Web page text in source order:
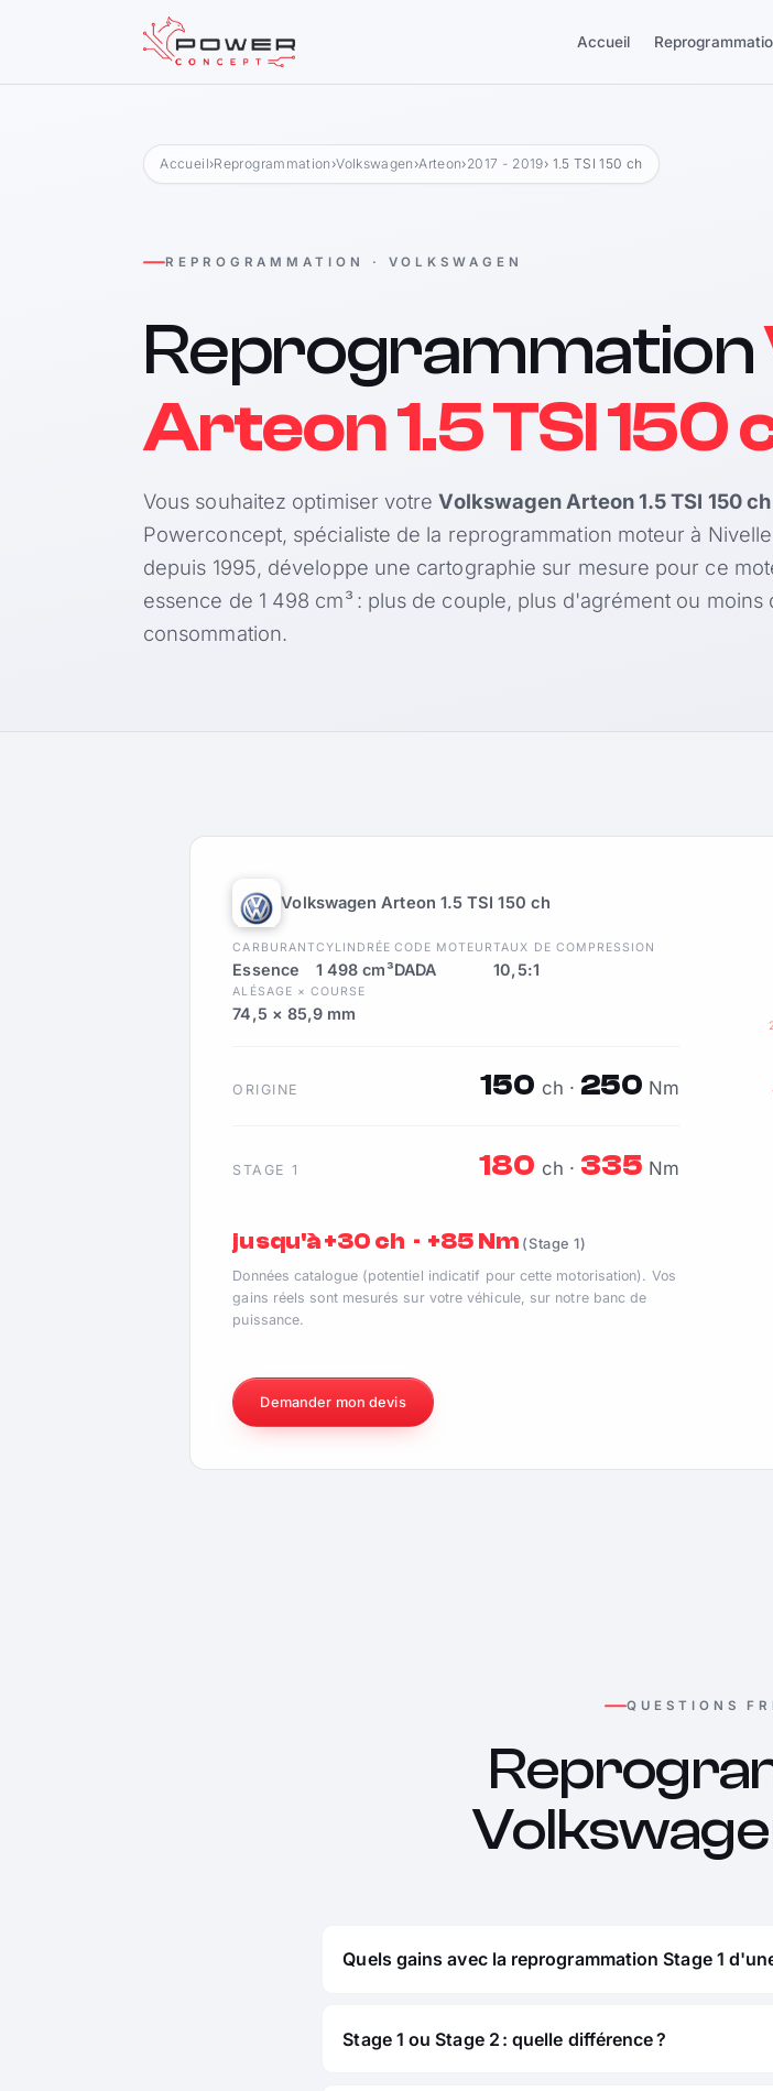
Accueil
Accueil›Reprogrammation ›Volkswagen ›Arteon›2017 - 2019› 1.5 TSI 150 ch
REPROGRAMMATION · VOLKSWAGEN
Reprogrammation
Arteon 1.5 TSI 150
Vous souhaitez optimiser votreVolkswagen Arteon 1.5 TSI 150 ch
Powerconcept, spécialiste de la reprogrammation moteur à
depuis 1995, développe une cartographie sur mesure pour ce
essence de 1 498 cm³ : plus de couple, plus d'agrément ou moins
consommation.
Volkswagen Arteon 1.5 TSI 150 ch
CARBURANT
Essence
CYLINDRÉE
1 498 cm³
CODE MOTEUR
DADA
TAUX DE COMPRESSION
10,5:1
ALÉSAGE × COURSE
74,5 × 85,9 mm
ORIGINE 150 ch · 250 Nm
STAGE 1 180 ch · 335 Nm
jusqu'à +30 ch · +85 Nm (Stage 1)
Données catalogue (potentiel indicatif pour cette motorisation). Vos
gains réels sont mesurés sur votre véhicule, sur notre banc de
puissance.
Demander mon devis
QUESTIONS
Quels gains avec la reprogrammation Stage 1
Stage 1 ou Stage 2 : quelle différence ?